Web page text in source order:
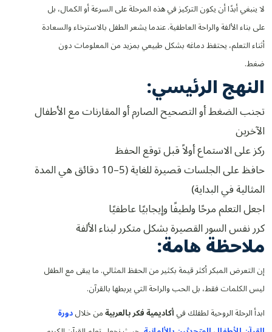
لا ينبغي أبدًا أن يكون التركيز في هذه المرحلة على السرعة أو الكمال، بل
على بناء الألفة والراحة العاطفية. عندما يشعر الطفل بالاسترخاء والسعادة
أثناء التعلم، يحتفظ دماغه بشكل طبيعي بمزيد من المعلومات دون
ضغط.
النهج الرئيسي:
تجنب الضغط أو التصحيح الصارم أو المقارنات مع الأطفال
الآخرين
ركز على الاستماع أولاً قبل توقع الحفظ
حافظ على الجلسات قصيرة للغاية (5–10 دقائق هي المدة
المثالية في البداية)
اجعل التعلم مرحًا ولطيفًا وإيجابيًا عاطفيًا
كرر نفس السور القصيرة بشكل متكرر لبناء الألفة
ملاحظة هامة:
إن التعرض المبكر أكثر قيمة بكثير من الحفظ المثالي. ما يبقى مع الطفل
ليس الكلمات فقط، بل الحب والراحة التي يربطها بالقرآن.
ابدأ الرحلة الروحية لطفلك فيأكاديمية فكر بالعربيةمن خلالدورة